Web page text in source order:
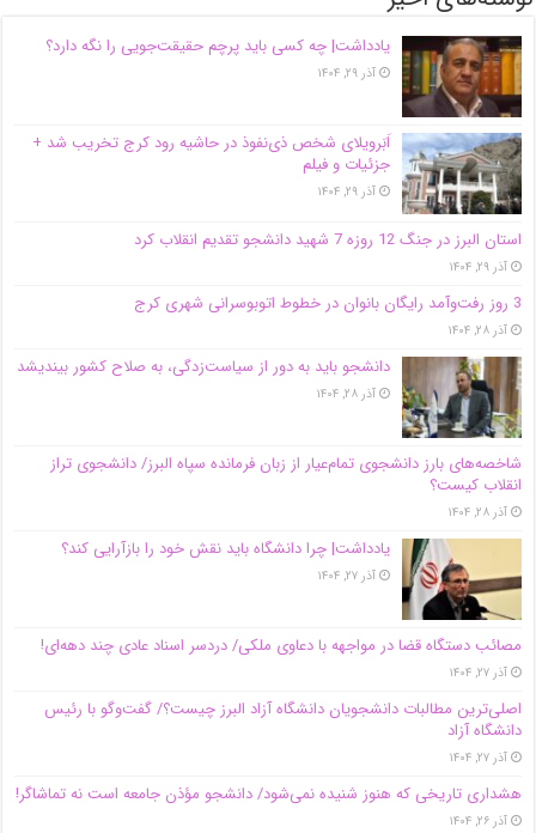
یادداشت| ‌چه کسی باید پرچم حقیقت‌جویی را نگه دارد؟
آذر ۲۹, ۱۴۰۴
اَبَر‌ویلای شخص ذی‌نفوذ در حاشیه‌ رود کرج تخریب شد +
جزئیات و فیلم
آذر ۲۹, ۱۴۰۴
استان البرز در جنگ 12 روزه 7 شهید دانشجو تقدیم انقلاب کرد
آذر ۲۹, ۱۴۰۴
3 روز رفت‌وآمد رایگان بانوان در خطوط اتوبوسرانی شهری کرج
آذر ۲۸, ۱۴۰۴
دانشجو باید به دور از سیاست‌زدگی، به صلاح کشور بیندیشد
آذر ۲۸, ۱۴۰۴
شاخصه‌های بارز دانشجوی تمام‌عیار از زبان فرمانده سپاه البرز/ دانشجوی تراز
انقلاب کیست؟
آذر ۲۸, ۱۴۰۴
یادداشت| چرا دانشگاه باید نقش خود را بازآرایی کند؟
آذر ۲۷, ۱۴۰۴
مصائب دستگاه قضا در مواجهه با دعاوی ملکی/ دردسر اسناد عادی چند‌ دهه‌ای!
آذر ۲۷, ۱۴۰۴
اصلی‌ترین مطالبات دانشجویان دانشگاه آزاد البرز چیست؟/ گفت‌وگو با رئیس
دانشگاه آز‌اد
آذر ۲۷, ۱۴۰۴
هشداری تاریخی که هنوز شنیده نمی‌شود/ دانشجو مؤذن جامعه است نه تماشاگر!
آذر ۲۶, ۱۴۰۴